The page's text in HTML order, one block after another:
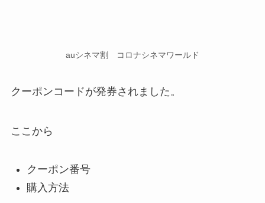
auシネマ割 コロナシネマワールド
クーポンコードが発券されました。
ここから
クーポン番号
購入方法